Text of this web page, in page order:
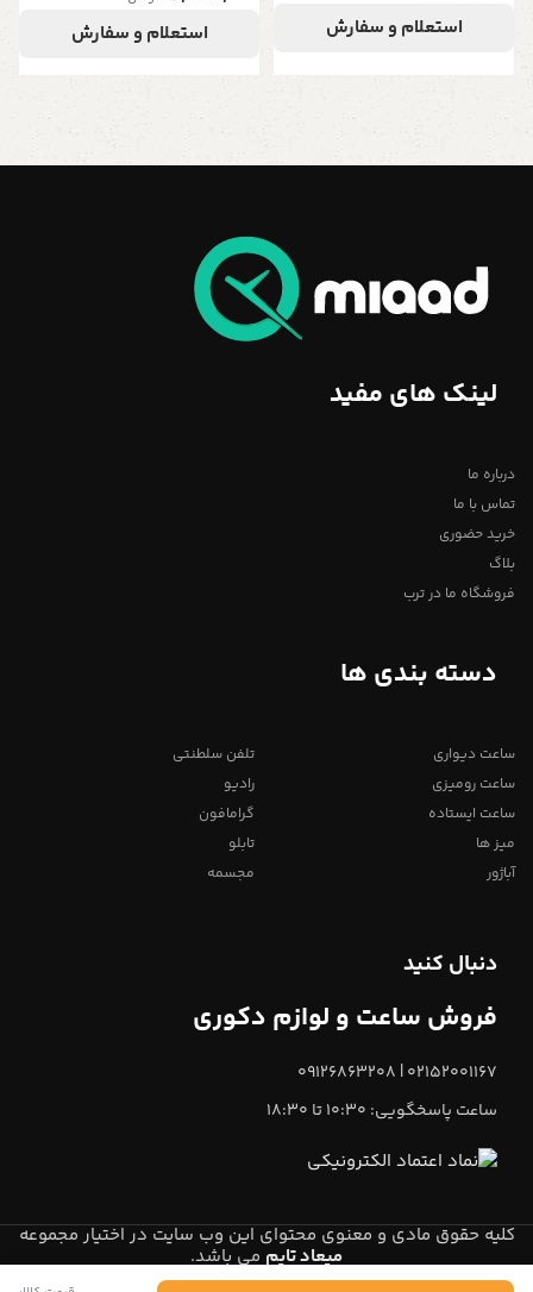
استعلام و سفارش استعلام و سفارش
لینک های مفید
درباره ما
تماس با ما
خرید حضوری
بلاگ
فروشگاه ما در ترب
دسته بندی ها
ساعت دیواری
ساعت رومیزی
ساعت ایستاده
میز ها
آباژور
تلفن سلطنتی
رادیو
گرامافون
تابلو
مجسمه
دنبال کنید
فروش ساعت و لوازم دکوری
02152001167 | 09126863208
ساعت پاسخگویی: 10:30 تا 18:30
کلیه حقوق مادی و معنوی محتوای این وب سایت در اختیار مجموعه
میعاد تایم می باشد.